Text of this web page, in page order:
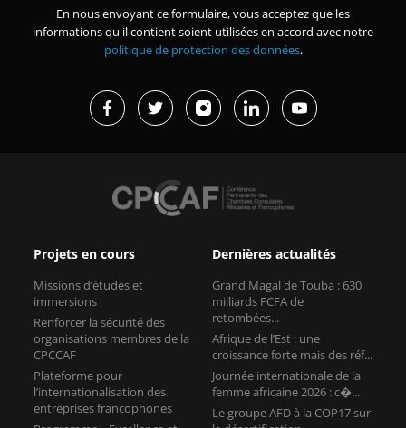
En nous envoyant ce formulaire, vous acceptez que les
informations qu'il contient soient utilisées en accord avec notre
politique de protection des données.
Projets en cours
Missions d’études et
immersions
Renforcer la sécurité des
organisations membres de la
CPCCAF
Plateforme pour
l’internationalisation des
entreprises francophones
Dernières actualités
Grand Magal de Touba : 630
milliards FCFA de
retombées...
Afrique de l’Est : une
croissance forte mais des réf...
Journée internationale de la
femme africaine 2026 : c�...
Le groupe AFD à la COP17 sur